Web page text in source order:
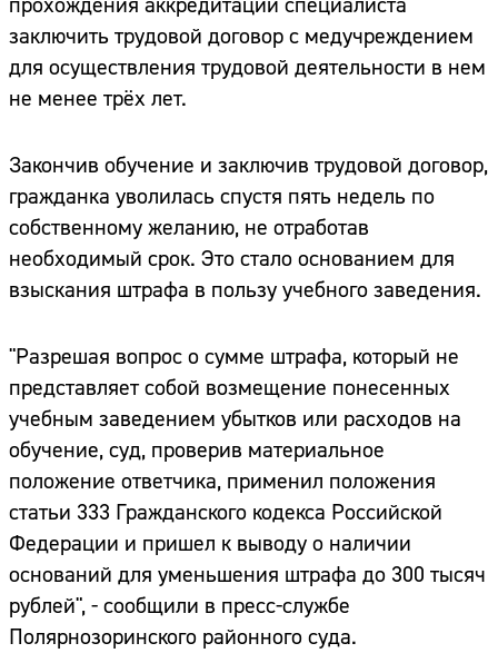
заключить трудовой договор с медучреждением
для осуществления трудовой деятельности в нем
не менее трёх лет.
Закончив обучение и заключив трудовой договор,
гражданка уволилась спустя пять недель по
собственному желанию, не отработав
необходимый срок. Это стало основанием для
взыскания штрафа в пользу учебного заведения.
"Разрешая вопрос о сумме штрафа, который не
представляет собой возмещение понесенных
учебным заведением убытков или расходов на
обучение, суд, проверив материальное
положение ответчика, применил положения
статьи 333 Гражданского кодекса Российской
Федерации и пришел к выводу о наличии
оснований для уменьшения штрафа до 300 тысяч
рублей", - сообщили в пресс-службе
Полярнозоринского районного суда.